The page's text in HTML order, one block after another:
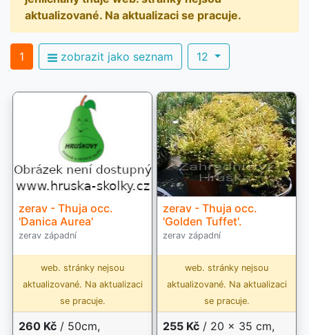
aktualizované. Na aktualizaci se pracuje.
1 zobrazit jako seznam 12
zerav - Thuja occ.
'Danica Aurea'
zerav západní
web. stránky nejsou
aktualizované. Na aktualizaci
se pracuje.
260 Kč / 50cm,
zerav - Thuja occ.
'Golden Tuffet'.
zerav západní
web. stránky nejsou
aktualizované. Na aktualizaci
se pracuje.
255 Kč / 20 x 35 cm,